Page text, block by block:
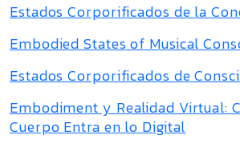
Estados Corporificados de la
Embodied States of Musical
Estados Corporificados de
Embodiment y Realidad Virtual:
Cuerpo Entra en lo Digital